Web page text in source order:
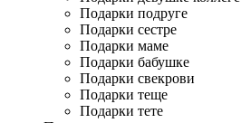
Подарки подруге
Подарки сестре
Подарки маме
Подарки бабушке
Подарки свекрови
Подарки теще
Подарки тете